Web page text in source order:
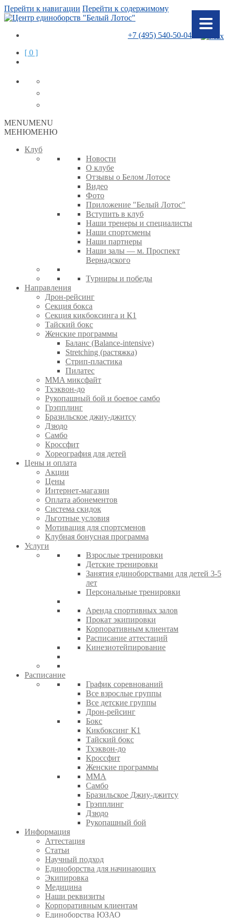
Перейти к навигации Перейти к содержимому
+7 (495) 540-50-04
[ 0 ]
MENUMENU
МЕНЮМЕНЮ
Клуб
Новости
О клубе
Отзывы о Белом Лотосе
Видео
Фото
Приложение "Белый Лотос"
Вступить в клуб
Наши тренеры и специалисты
Наши спортсмены
Наши партнеры
Наши залы — м. Проспект
Вернадского
Турниры и победы
Направления
Дрон-рейсинг
Секция бокса
Секция кикбоксинга и К1
Тайский бокс
Женские программы
Баланс (Balance-intensive)
Stretching (растяжка)
Стрип-пластика
Пилатес
MMA миксфайт
Тхэквон-до
Рукопашный бой и боевое самбо
Грэпплинг
Бразильское джиу-джитсу
Дзюдо
Самбо
Кроссфит
Хореография для детей
Цены и оплата
Акции
Цены
Интернет-магазин
Оплата абонементов
Система скидок
Льготные условия
Мотивация для спортсменов
Клубная бонусная программа
Услуги
Взрослые тренировки
Детские тренировки
Занятия единоборствами для детей 3-5
лет
Персональные тренировки
Аренда спортивных залов
Прокат экипировки
Корпоративным клиентам
Расписание аттестаций
Кинезиотейпирование
Расписание
График соревнований
Все взрослые группы
Все детские группы
Дрон-рейсинг
Бокс
Кикбоксинг К1
Тайский бокс
Тхэквон-до
Кроссфит
Женские программы
ММА
Самбо
Бразильское Джиу-джитсу
Грэпплинг
Дзюдо
Рукопашный бой
Информация
Аттестация
Статьи
Научный подход
Единоборства для начинающих
Экипировка
Медицина
Наши реквизиты
Корпоративным клиентам
Единоборства ЮЗАО